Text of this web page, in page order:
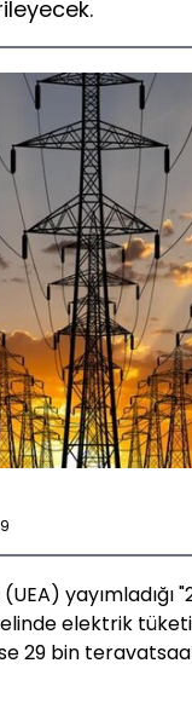
yayımladığı
elektrik
29 bin